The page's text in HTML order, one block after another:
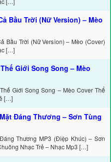
Bầu Trời (Nữ Version) – Mèo
Bầu Trời (Nữ Version) – Mèo (Cover)
[…]
Giới Song Song – Mèo
Giới Song Song – Mèo Cover Thể
[…]
Đáng Thương – Sơn Tùng
Thương MP3 (Điệp Khúc) – Sơn
Nhạc Trẻ – Nhạc Mp3 […]